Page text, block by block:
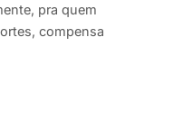
pra quem
compensa